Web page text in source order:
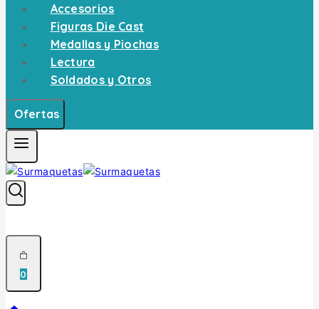
Accesorios
Figuras Die Cast
Medallas y Piochas
Lectura
Soldados y Otros
Ofertas
0